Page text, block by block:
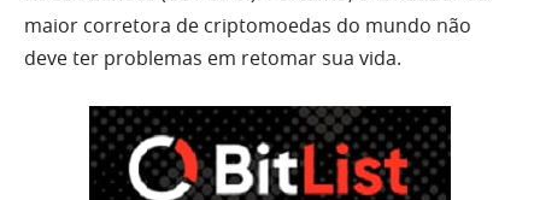
maior corretora de criptomoedas do mundo não
deve ter problemas em retomar sua vida.